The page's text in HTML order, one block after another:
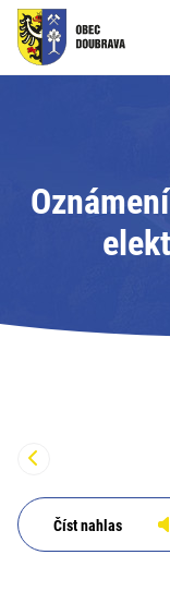
Číst nahlas